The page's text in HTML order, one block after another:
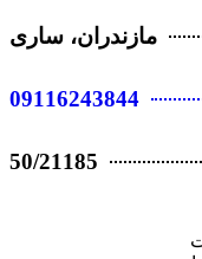
مازندران، ساری
09116243844
50/21185